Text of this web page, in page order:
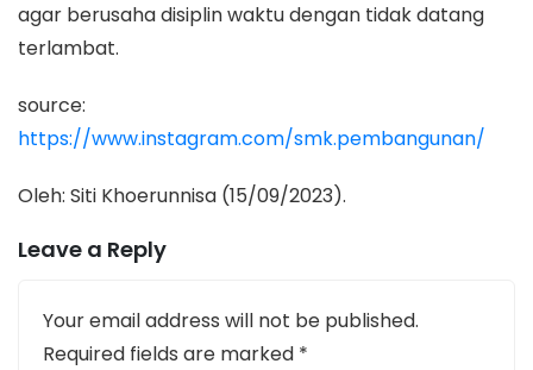
agar berusaha disiplin waktu dengan tidak datang
terlambat.
source:
https://www.instagram.com/smk.pembangunan/
Oleh: Siti Khoerunnisa (15/09/2023).
Leave a Reply
Your email address will not be published.
Required fields are marked *